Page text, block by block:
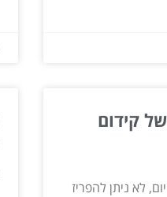
קידום
לא ניתן להפריז